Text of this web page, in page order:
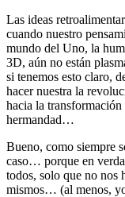
Las ideas
cuando nuestro
mundo del Uno, la
3D, aún no están
si tenemos esto claro,
hacer nuestra la
hacia la
hermandad…
Bueno, como siempre
caso… porque en
todos, solo que no nos
mismos… (al menos,